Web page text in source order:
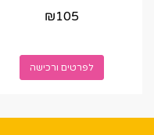
₪105
לפרטים ורכישה